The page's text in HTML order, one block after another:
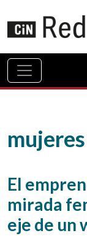
mujeres
El
mirada
eje de un